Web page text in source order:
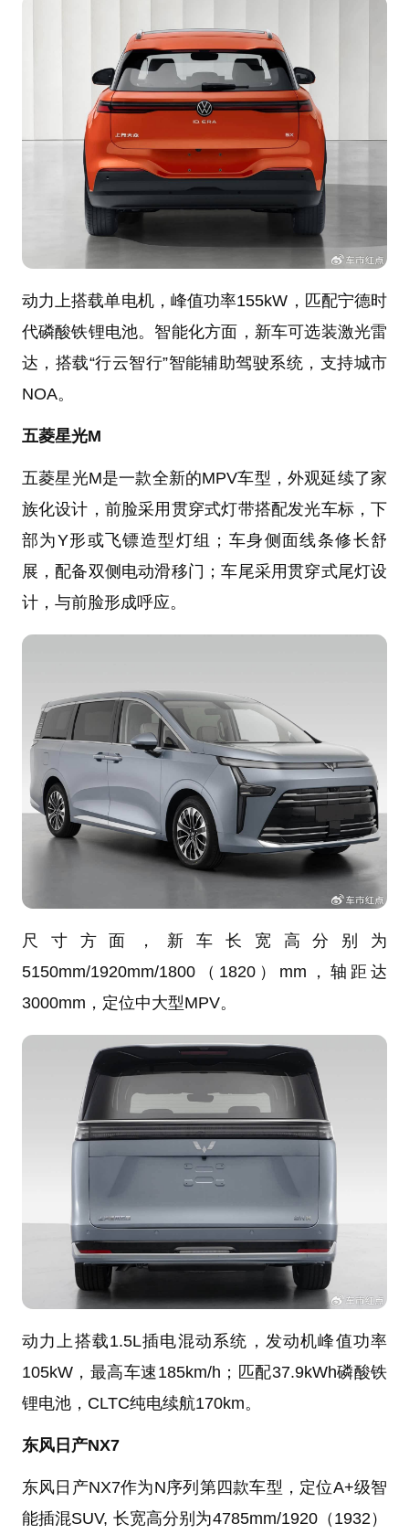
动力上搭载单电机，峰值功率155kW，匹配宁德时
代磷酸铁锂电池。智能化方面，新车可选装激光雷
达，搭载“行云智行”智能辅助驾驶系统，支持城市
NOA。
五菱星光M
五菱星光M是一款全新的MPV车型，外观延续了家
族化设计，前脸采用贯穿式灯带搭配发光车标，下
部为Y形或飞镖造型灯组；车身侧面线条修长舒
展，配备双侧电动滑移门；车尾采用贯穿式尾灯设
计，与前脸形成呼应。
尺寸方面，新车长宽高分别为
5150mm/1920mm/1800（1820）mm，轴距达
3000mm，定位中大型MPV。
动力上搭载1.5L插电混动系统，发动机峰值功率
105kW，最高车速185km/h；匹配37.9kWh磷酸铁
锂电池，CLTC纯电续航170km。
东风日产NX7
东风日产NX7作为N序列第四款车型，定位A+级智
能插混SUV, 长宽高分别为4785mm/1920（1932）